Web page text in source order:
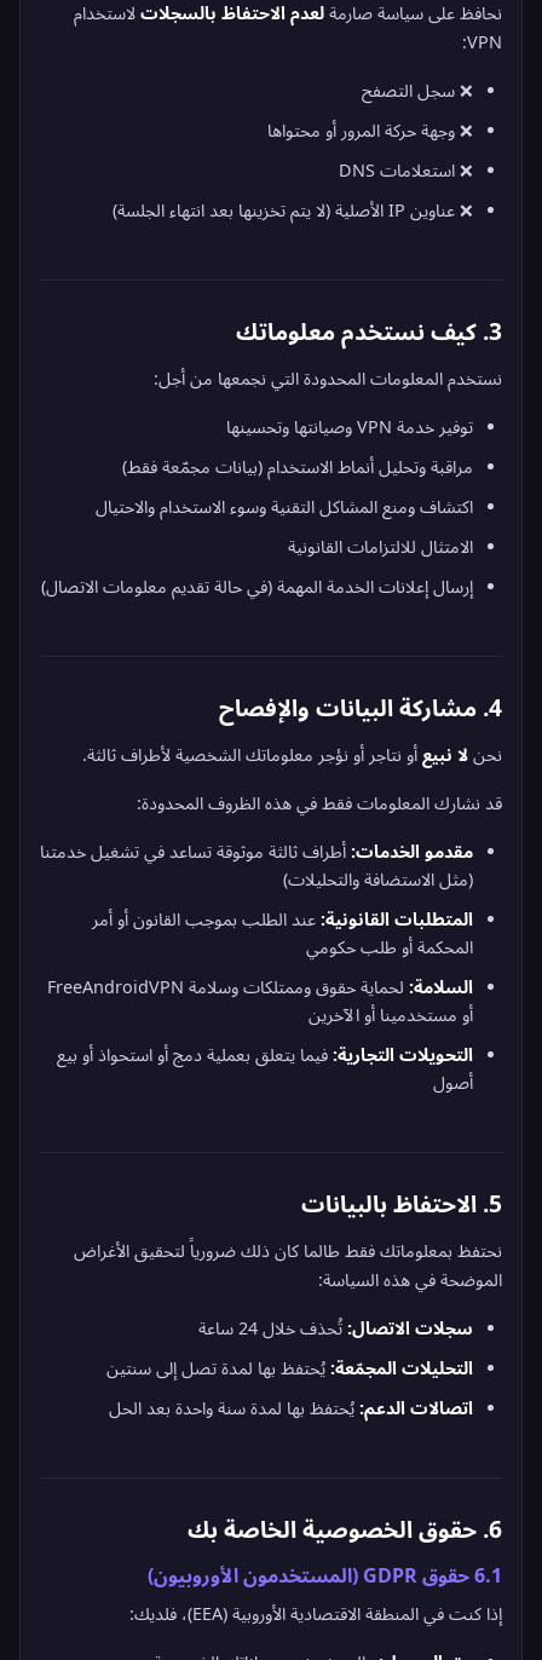
نحافظ على سياسة صارمة لعدم الاحتفاظ بالسجلات لاستخدام
VPN:
❌ سجل التصفح
❌ وجهة حركة المرور أو محتواها
❌ استعلامات DNS
❌ عناوين IP الأصلية (لا يتم تخزينها بعد انتهاء الجلسة)
3. كيف نستخدم معلوماتك
نستخدم المعلومات المحدودة التي نجمعها من أجل:
توفير خدمة VPN وصيانتها وتحسينها
مراقبة وتحليل أنماط الاستخدام (بيانات مجمّعة فقط)
اكتشاف ومنع المشاكل التقنية وسوء الاستخدام والاحتيال
الامتثال للالتزامات القانونية
إرسال إعلانات الخدمة المهمة (في حالة تقديم معلومات الاتصال)
4. مشاركة البيانات والإفصاح
نحن لا نبيع أو نتاجر أو نؤجر معلوماتك الشخصية لأطراف ثالثة.
قد نشارك المعلومات فقط في هذه الظروف المحدودة:
مقدمو الخدمات: أطراف ثالثة موثوقة تساعد في تشغيل خدمتنا
(مثل الاستضافة والتحليلات)
المتطلبات القانونية: عند الطلب بموجب القانون أو أمر
المحكمة أو طلب حكومي
السلامة:
لحماية حقوق وممتلكات وسلامة FreeAndroidVPN
أو مستخدمينا أو الآخرين
التحويلات التجارية: فيما يتعلق بعملية دمج أو استحواذ أو بيع
أصول
5. الاحتفاظ بالبيانات
نحتفظ بمعلوماتك فقط طالما كان ذلك ضرورياً لتحقيق الأغراض
الموضحة في هذه السياسة:
سجلات الاتصال: تُحذف خلال 24 ساعة
التحليلات المجمّعة: يُحتفظ بها لمدة تصل إلى سنتين
اتصالات الدعم: يُحتفظ بها لمدة سنة واحدة بعد الحل
6. حقوق الخصوصية الخاصة بك
6.1 حقوق GDPR (المستخدمون الأوروبيون)
إذا كنت في المنطقة الاقتصادية الأوروبية (EEA)، فلديك: